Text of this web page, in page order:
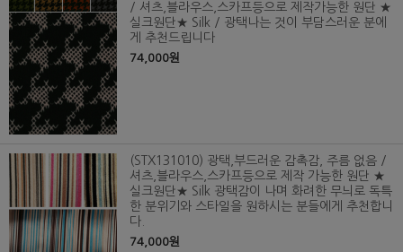
/ 셔츠,블라우스,스카프등으로 제작가능한 원단 ★
실크원단★ Silk / 광택나는 것이 부담스러운 분에
게 추천드립니다
74,000원
(STX131010) 광택,부드러운 감촉감, 주름 없음 /
셔츠,블라우스,스카프등으로 제작 가능한 원단 ★
실크원단★ Silk 광택감이 나며 화려한 무늬로 독특
한 분위기와 스타일을 원하시는 분들에게 추천합니
다.
74,000원